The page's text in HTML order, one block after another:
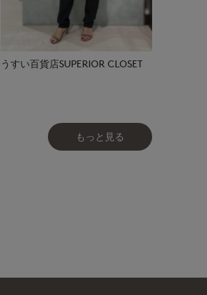
うすい百貨店SUPERIOR CLOSET
もっと見る